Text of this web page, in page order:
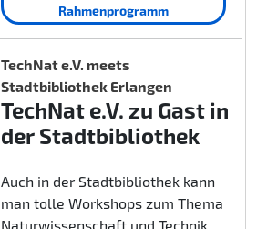
Rahmenprogramm
TechNat e.V. meets
Stadtbibliothek Erlangen
TechNat e.V. zu Gast in
der Stadtbibliothek
Auch in der Stadtbibliothek kann
man tolle Workshops zum Thema
Naturwissenschaft und Technik